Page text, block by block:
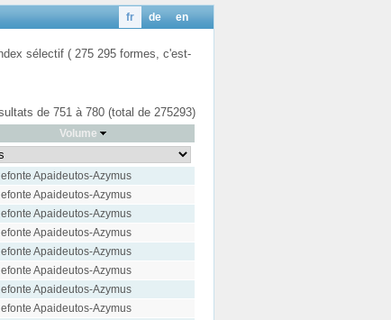
en
de
fr
sélectif ( 275 295 formes, c'est-
de 751 à 780 (total de 275293)
Volume
Apaideutos-Azymus
Apaideutos-Azymus
Apaideutos-Azymus
Apaideutos-Azymus
Apaideutos-Azymus
Apaideutos-Azymus
Apaideutos-Azymus
Apaideutos-Azymus